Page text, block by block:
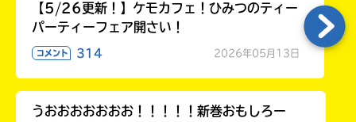
【5/26更新！】ケモカフェ！ひみつのティー
パーティーフェア開さい！
コメント 314 2026年05月13日
うおおおおおおお！！！！！新巻おもしろー